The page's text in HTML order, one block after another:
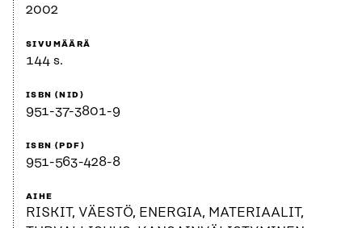
2002
SIVUMÄÄRÄ
144 s.
ISBN (NID)
951-37-3801-9
ISBN (PDF)
951-563-428-8
AIHE
RISKIT, VÄESTÖ, ENERGIA, MATERIAALIT,